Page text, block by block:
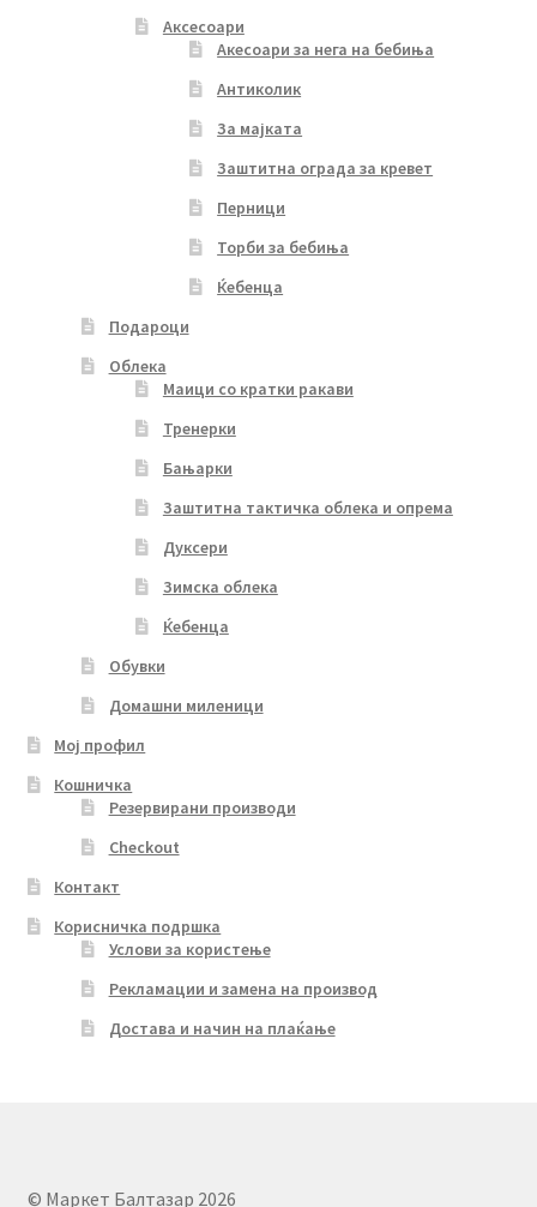
Аксесоари
Акесоари за нега на бебиња
Антиколик
За мајката
Заштитна ограда за кревет
Перници
Торби за бебиња
Ќебенца
Подароци
Облека
Маици со кратки ракави
Тренерки
Бањарки
Заштитна тактичка облека и опрема
Дуксери
Зимска облека
Ќебенца
Обувки
Домашни миленици
Мој профил
Кошничка
Резервирани производи
Checkout
Контакт
Корисничка подршка
Услови за користење
Рекламации и замена на производ
Достава и начин на плаќање
© Маркет Балтазар 2026